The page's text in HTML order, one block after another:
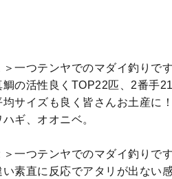
＞一つテンヤでのマダイ釣りで
の活性良くTOP22匹、2番手
サイズも良く皆さんお土産に
ギ、オオニベ。
＞一つテンヤでのマダイ釣りで
素直に反応でアタリが出ない